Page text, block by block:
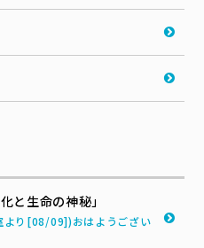
と生命の神秘」
り[08/09])おはようござい